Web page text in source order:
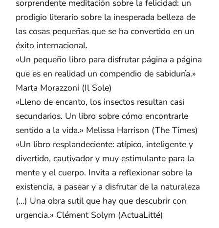
sorprendente meditación sobre la felicidad: un
prodigio literario sobre la inesperada belleza de
las cosas pequeñas que se ha convertido en un
éxito internacional.
«Un pequeño libro para disfrutar página a página
que es en realidad un compendio de sabiduría.»
Marta Morazzoni (Il Sole)
«Lleno de encanto, los insectos resultan casi
secundarios. Un libro sobre cómo encontrarle
sentido a la vida.» Melissa Harrison (The Times)
«Un libro resplandeciente: atípico, inteligente y
divertido, cautivador y muy estimulante para la
mente y el cuerpo. Invita a reflexionar sobre la
existencia, a pasear y a disfrutar de la naturaleza
(...) Una obra sutil que hay que descubrir con
urgencia.» Clément Solym (ActuaLitté)